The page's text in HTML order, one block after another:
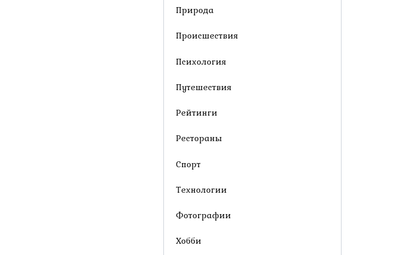
Природа
Происшествия
Психология
Путешествия
Рейтинги
Рестораны
Спорт
Технологии
Фотографии
Хобби